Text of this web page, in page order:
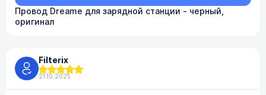
Провод Dreame для зарядной станции - черный,
оригинал
Filterix
21.10.2025